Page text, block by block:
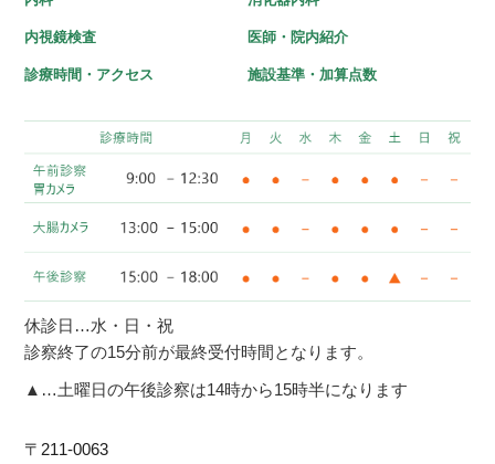
内視鏡検査 医師・院内紹介
診療時間・アクセス 施設基準・加算点数
休診日…水・日・祝
診察終了の15分前が最終受付時間となります。
▲…土曜日の午後診察は14時から15時半になります
〒211-0063